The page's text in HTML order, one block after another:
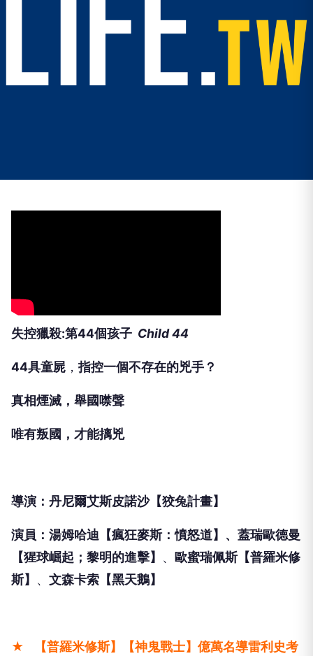
失控獵殺:第44個孩子 Child 44
44具童屍 ，指控一個不存在的兇手？
真相煙滅，舉國噤聲
唯有叛國，才能摛兇
導演：丹尼爾艾斯皮諾沙【狡兔計畫】
演員： 湯姆哈迪【瘋狂麥斯：憤怒道】、 蓋瑞歐德曼
【猩球崛起；黎明的進擊】 、 歐蜜瑞佩斯【普羅米修
斯】 、 文森卡索【黑天鵝】
★
【普羅米修斯】【神鬼戰士】億萬名導雷利史考